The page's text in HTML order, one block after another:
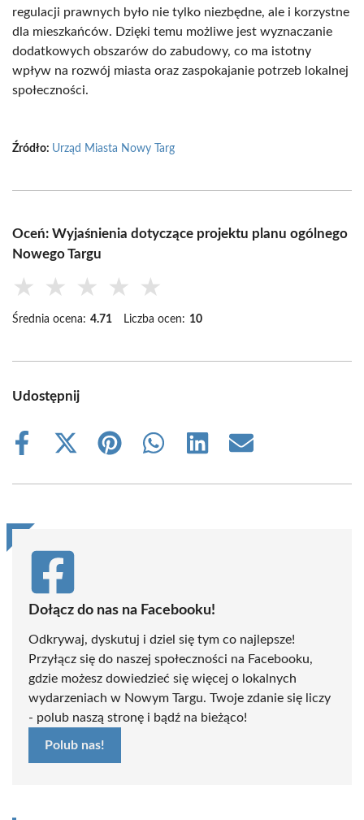
regulacji prawnych było nie tylko niezbędne, ale i korzystne
dla mieszkańców. Dzięki temu możliwe jest wyznaczanie
dodatkowych obszarów do zabudowy, co ma istotny
wpływ na rozwój miasta oraz zaspokajanie potrzeb lokalnej
społeczności.
Źródło: Urząd Miasta Nowy Targ
Oceń: Wyjaśnienia dotyczące projektu planu ogólnego
Nowego Targu
★ ★ ★ ★ ★
Średnia ocena: 4.71 Liczba ocen: 10
Udostępnij
Share
Share
(Twitter)
Share
Share
Share
Share
Dołącz do nas na Facebooku!
Odkrywaj, dyskutuj i dziel się tym co najlepsze!
Przyłącz się do naszej społeczności na Facebooku,
gdzie możesz dowiedzieć się więcej o lokalnych
wydarzeniach w Nowym Targu. Twoje zdanie się liczy
- polub naszą stronę i bądź na bieżąco!
Polub nas!